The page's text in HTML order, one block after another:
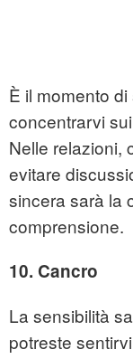
È il momento
concentrarvi
Nelle relazioni,
evitare
sincera sarà la
comprensione.
10. Cancro
La sensibilità
potreste